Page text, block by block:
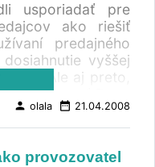
usporiadať pre
ako riešiť
predajného
vyššej
Ale aj preto,
prítomnosť Dana
ktorý je
pre takéto
sme plánovali
Bystrice, no
person olala date_range 21.04.2008
provozovatel